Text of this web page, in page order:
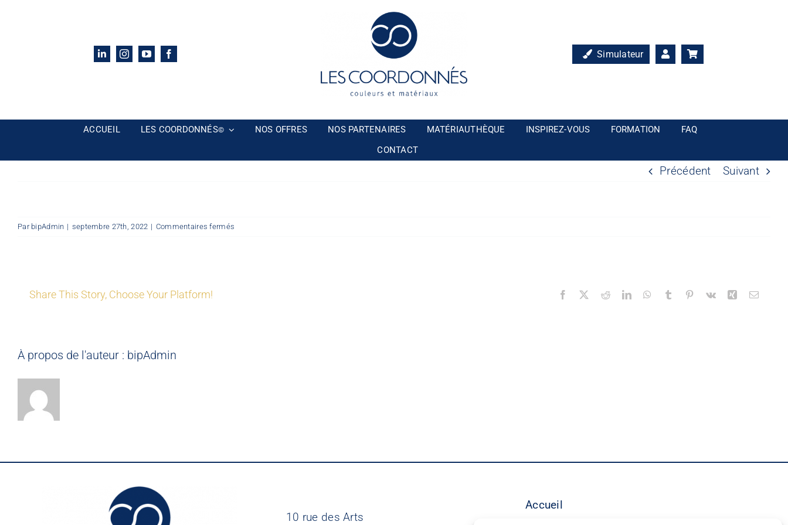
Simulateur
ACCUEIL LES COORDONNÉS© NOS OFFRES NOS PARTENAIRES MATÉRIAUTHÈQUE INSPIREZ-VOUS FORMATION
FAQ
CONTACT
Précédent Suivant
Par bipAdmin | septembre 27th, 2022 | Commentaires fermés
Share This Story, Choose Your Platform! Facebook RedditLinkedInWhatsApp
Tumblr Pinterest
Vk XingEmail
À propos de l'auteur : bipAdmin
10 rue des Arts
Accueil